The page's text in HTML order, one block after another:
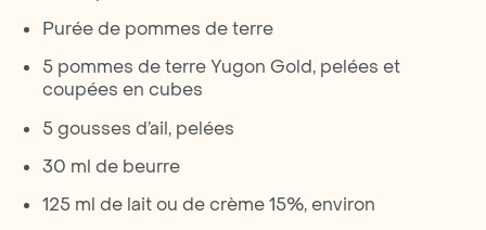
Purée de pommes de terre
5 pommes de terre Yugon Gold, pelées et
coupées en cubes
5 gousses d’ail, pelées
30 ml de beurre
125 ml de lait ou de crème 15%, environ